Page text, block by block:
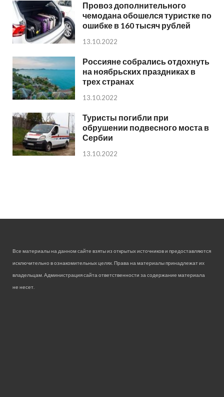
Провоз дополнительного
чемодана обошелся туристке по
ошибке в 160 тысяч рублей
13.10.2022
Россияне собрались отдохнуть
на ноябрьских праздниках в
трех странах
13.10.2022
Туристы погибли при
обрушении подвесного моста в
Сербии
13.10.2022
Все материалы на данном сайте взяты из открытых источников и предоставляются
исключительно в ознакомительных целях. Права на материалы принадлежат их
владельцам. Администрация сайта ответственности за содержание материала
не несет.